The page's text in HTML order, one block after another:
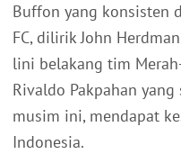
Buffon yang konsisten
FC, dilirik John
lini belakang tim
Rivaldo Pakpahan
musim ini, mendapat
Indonesia.